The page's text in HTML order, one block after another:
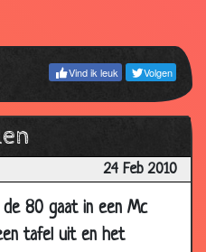
Vind ik leuk Volgen
24 Feb 2010
de 80 gaat in een Mc
tafel uit en het
2.66
2.94
3.17